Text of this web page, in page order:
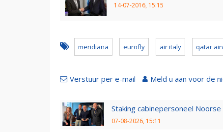
14-07-2016, 15:15
meridiana eurofly air italy qatar
Verstuur per e-mail Meld u aan voor de
Staking cabinepersoneel
07-08-2026, 15:11